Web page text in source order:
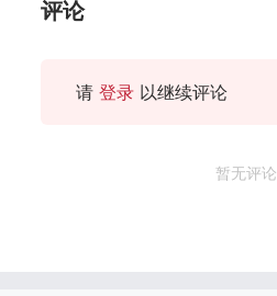
评论
请 登录 以继续评论
暂无评论